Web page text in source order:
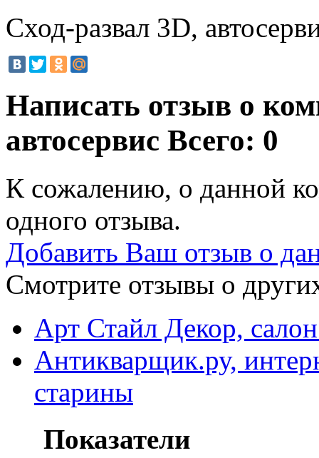
Сход-развал 3D,
Написать отзыв о
автосервис Всего: 0
К сожалению, о данной
одного отзыва.
Добавить Ваш отзыв о
Смотрите отзывы о
Арт Стайл Декор,
Антикварщик.ру,
старины
Показатели